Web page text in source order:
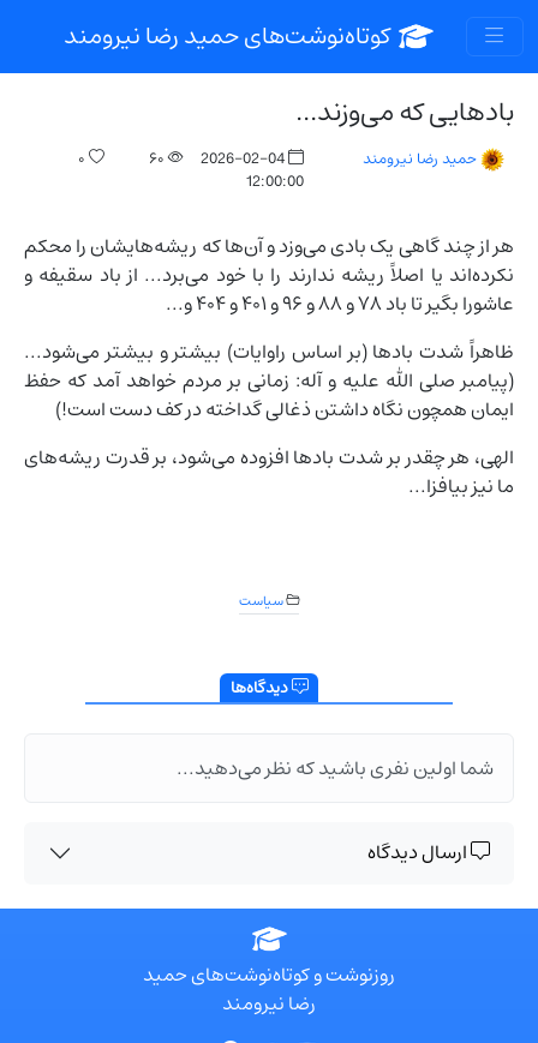
کوتاه‌نوشت‌های حمید رضا نیرومند
بادهایی که می‌وزند...
حمید رضا نیرومند
2026-02-04
12:00:00
۶۰ ۰
هر از چند گاهی یک بادی می‌وزد و آن‌ها که ریشه‌هایشان را محکم
نکرده‌اند یا اصلاً ریشه ندارند را با خود می‌برد... از باد سقیفه و
عاشورا بگیر تا باد ۷۸ و ۸۸ و ۹۶ و ۴۰۱ و ۴۰۴ و...
ظاهراً شدت بادها (بر اساس راوایات) بیشتر و بیشتر می‌شود...
(پیامبر صلی الله علیه و آله: زمانی بر مردم خواهد آمد که حفظ
ایمان همچون نگاه داشتن ذغالی گداخته در کف دست است!)
الهی، هر چقدر بر شدت بادها افزوده می‌شود، بر قدرت ریشه‌های
ما نیز بیافزا...
سیاست
دیدگاه‌ها
شما اولین نفری باشید که نظر می‌دهید...
ارسال دیدگاه
روزنوشت و کوتاه‌نوشت‌های حمید
رضا نیرومند